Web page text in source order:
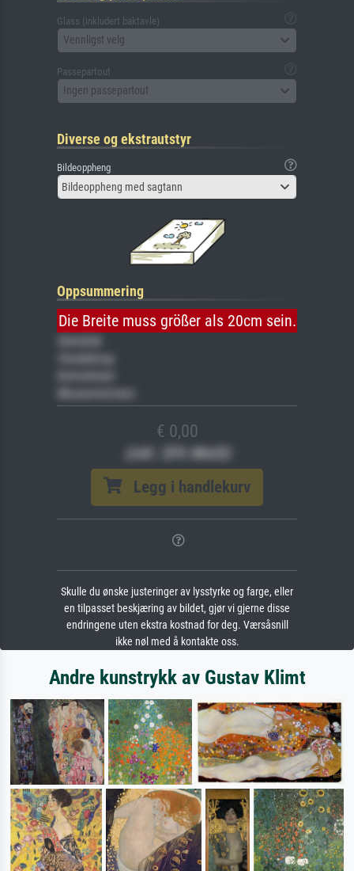
Glass (inkludert baktavle)
Vennligst velg
Passepartout
Ingen passepartout
Diverse og ekstrautstyr
Bildeoppheng
Bildeoppheng med sagtann
Oppsummering
Die Breite muss größer als 20cm sein.
Veredelung
Museumslizenz
€ 0,00
(inkl. 20% MwSt)
Legg i handlekurv
Skulle du ønske justeringer av lysstyrke og farge, eller
en tilpasset beskjæring av bildet, gjør vi gjerne disse
endringene uten ekstra kostnad for deg. Værsåsnill
ikke nøl med å kontakte oss.
Andre kunstrykk av Gustav Klimt